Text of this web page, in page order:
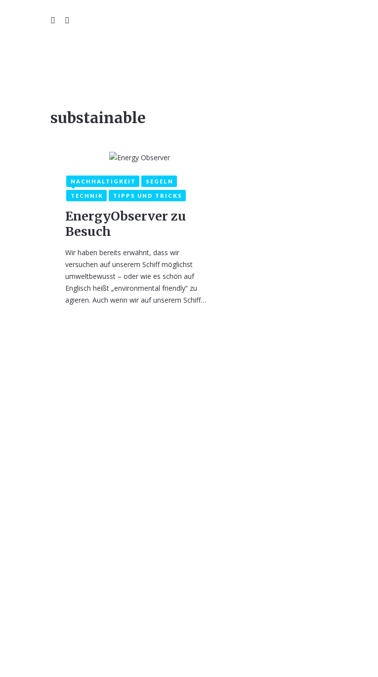
substainable
2. Oktober 2020
NACHHALTIGKEIT SEGELN
TECHNIK TIPPS UND TRICKS
EnergyObserver zu
Besuch
Wir haben bereits erwähnt, dass wir
versuchen auf unserem Schiff möglichst
umweltbewusst – oder wie es schön auf
Englisch heißt „environmental friendly“ zu
agieren. Auch wenn wir auf unserem Schiff…